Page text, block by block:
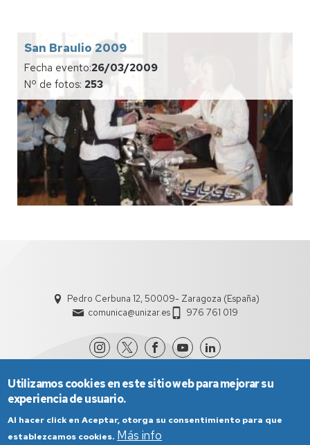
San Braulio 2009
Fecha evento:26/03/2009
Nº de fotos: 253
Pedro Cerbuna 12, 50009- Zaragoza (España)
comunica@unizar.es
976 761 019
Utilizamos cookies en este sitio web para mejorar su
experiencia de usuario.
Al hacer click en Aceptar, otorga su consentimiento para que
establezcamos cookies. Más info